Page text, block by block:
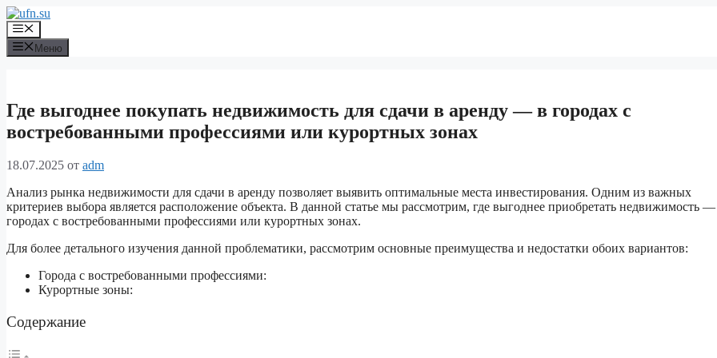
Перейти
к
содержимому
Меню
Меню
Где выгоднее покупать недвижимость для сдачи в аренду — в городах с
востребованными профессиями или курортных зонах
18.07.2025 от adm
Анализ рынка недвижимости для сдачи в аренду позволяет выявить оптимальные места инвестирования. Одним из важных
критериев выбора является расположение объекта. В данной статье мы рассмотрим, где выгоднее приобретать недвижимость
городах с востребованными профессиями или курортных зонах.
Для более детального изучения данной проблематики, рассмотрим основные преимущества и недостатки обоих вариантов:
Города с востребованными профессиями:
Курортные зоны:
Содержание